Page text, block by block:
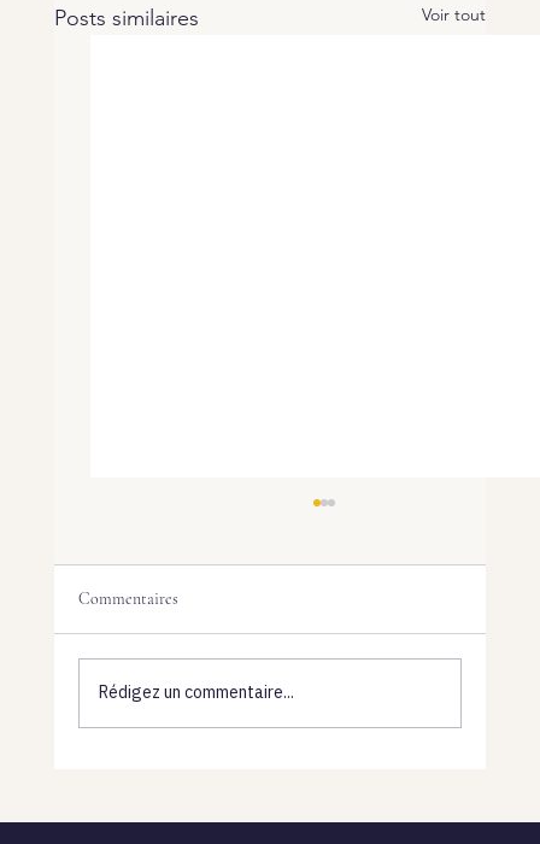
Posts similaires Voir tout
Commentaires
Rédigez un commentaire...